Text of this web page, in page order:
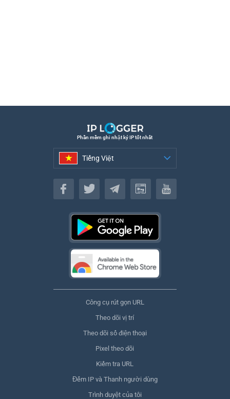
Phần mềm ghi nhật ký IP tốt nhất
Tiếng Việt
Tiếng Việt
Công cụ rút gọn URL
Theo dõi vị trí
Theo dõi số điện thoại
Pixel theo dõi
Kiểm tra URL
Đếm IP và Thanh người dùng
Trình duyệt của tôi